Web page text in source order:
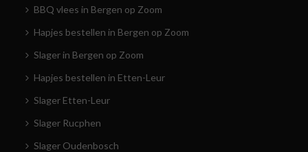
BBQ vlees in Bergen op Zoom
Hapjes bestellen in Bergen op Zoom
Slager in Bergen op Zoom
Hapjes bestellen in Etten-Leur
Slager Etten-Leur
Slager Rucphen
Slager Oudenbosch